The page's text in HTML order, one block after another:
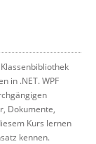
in .NET. WPF
Dokumente,
Kurs lernen
kennen.